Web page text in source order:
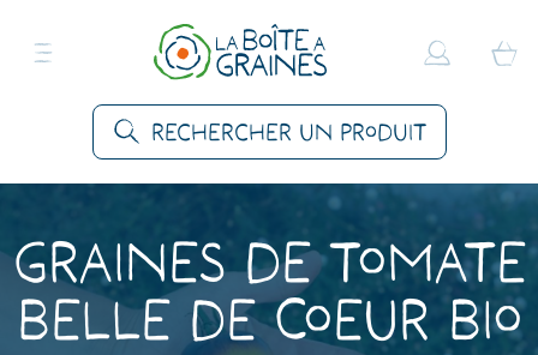
Rechercher un produit
Graines de Tomate
Belle de Coeur Bio